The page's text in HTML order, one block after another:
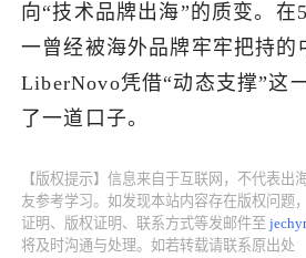
向“技术品牌出海”的质变。
一曾经被海外品牌牢牢把持的
LiberNovo凭借“动态支撑”这
了一道口子。
【版权提示】信息来自于互联网，不代表出
友参考学习。如发现本站内容存在版权问题
证明、版权证明、联系方式等发邮件至
将及时沟通与处理。如若转载请联系原出处